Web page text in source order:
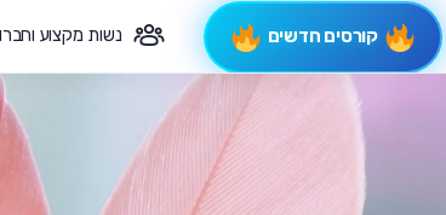
קורסים חדשים נשות מקצוע